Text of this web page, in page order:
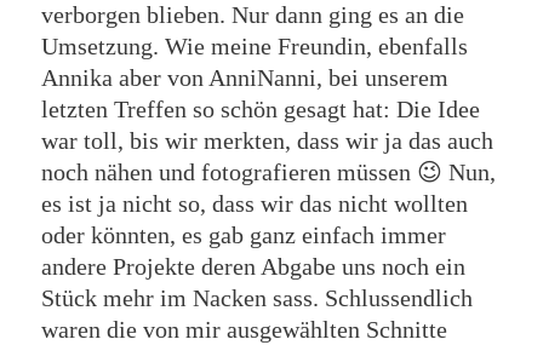
verborgen blieben. Nur dann ging es an die
Umsetzung. Wie meine Freundin, ebenfalls
Annika aber von AnniNanni, bei unserem
letzten Treffen so schön gesagt hat: Die Idee
war toll, bis wir merkten, dass wir ja das auch
noch nähen und fotografieren müssen 😉 Nun,
es ist ja nicht so, dass wir das nicht wollten
oder könnten, es gab ganz einfach immer
andere Projekte deren Abgabe uns noch ein
Stück mehr im Nacken sass. Schlussendlich
waren die von mir ausgewählten Schnitte